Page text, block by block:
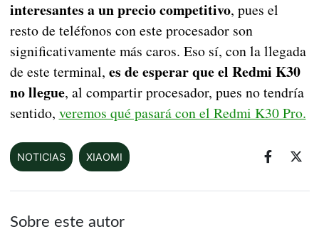
interesantes a un precio competitivo, pues el
resto de teléfonos con este procesador son
significativamente más caros. Eso sí, con la llegada
de este terminal, es de esperar que el Redmi K30
no llegue, al compartir procesador, pues no tendría
sentido, veremos qué pasará con el Redmi K30 Pro.
NOTICIAS XIAOMI
Sobre este autor